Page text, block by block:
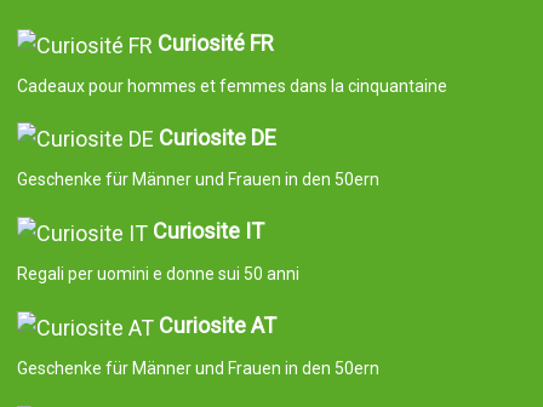
Curiosité FR
Cadeaux pour hommes et femmes dans la cinquantaine
Curiosite DE
Geschenke für Männer und Frauen in den 50ern
Curiosite IT
Regali per uomini e donne sui 50 anni
Curiosite AT
Geschenke für Männer und Frauen in den 50ern